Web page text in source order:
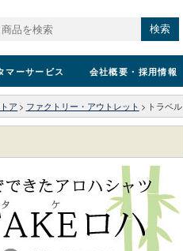
検索
マーサービス 会社概要 ・採用情報
ア > ファクトリー・アウトレット > トラベル